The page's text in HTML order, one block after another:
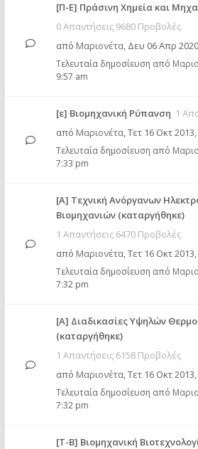
[Π-Ε] Πράσινη Χημεία και
0 Απαντήσεις 9680 Προβολές
από Μαριονέτα, Δευ 06 Απρ
Τελευταία δημοσίευση από
9:57 am
[ε] Βιομηχανική Ρύπανση 1
από Μαριονέτα,Τετ 16 Οκτ
Τελευταία δημοσίευση από
7:33 pm
[Α] Τεχνική Ανόργανων
Βιομηχανιών (καταργήθηκε)
1 Απαντήσεις 6470 Προβολές
από Μαριονέτα,Τετ 16 Οκτ
Τελευταία δημοσίευση από
7:32 pm
[Α] Διαδικασίες Υψηλών
(καταργήθηκε)
1 Απαντήσεις 6158 Προβολές
από Μαριονέτα,Τετ 16 Οκτ
Τελευταία δημοσίευση από
7:32 pm
[Τ-Β] Βιομηχανική